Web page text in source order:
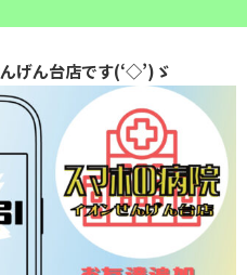
げん台店です(‘◇’)ゞ